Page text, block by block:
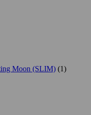
Moon (SLIM) (1)